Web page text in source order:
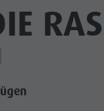
ERLEBEN